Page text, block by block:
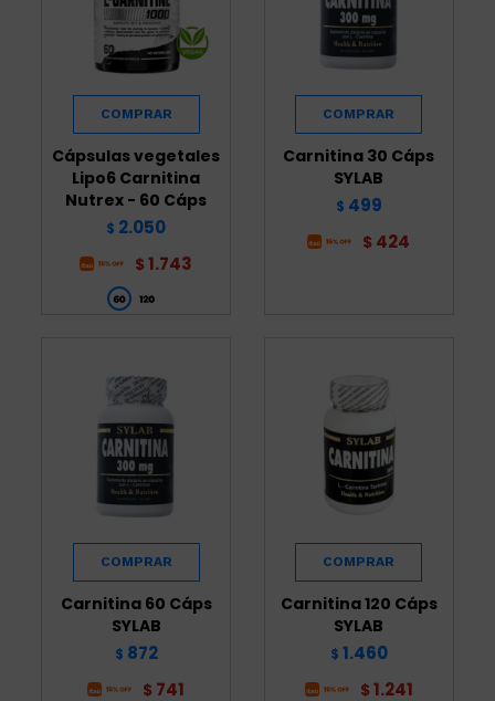
Cápsulas vegetales
Lipo6 Carnitina
Nutrex - 60 Cáps
$ 2.050
$ 1.743
Carnitina 30 Cáps
SYLAB
$ 499
$ 424
Carnitina 60 Cáps
SYLAB
$ 872
$ 741
Carnitina 120 Cáps
SYLAB
$ 1.460
$ 1.241